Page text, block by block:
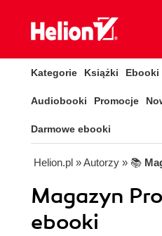
Kategorie Książki Ebooki
Audiobooki Promocje
Darmowe ebooki
Helion.pl » Autorzy » 📚
Magazyn
ebooki